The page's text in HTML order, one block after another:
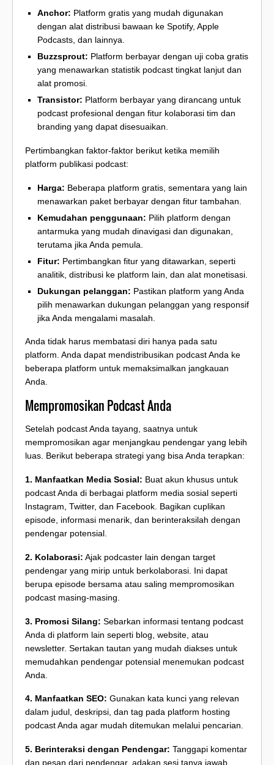
Anchor: Platform gratis yang mudah digunakan
dengan alat distribusi bawaan ke Spotify, Apple
Podcasts, dan lainnya.
Buzzsprout: Platform berbayar dengan uji coba gratis
yang menawarkan statistik podcast tingkat lanjut dan
alat promosi.
Transistor: Platform berbayar yang dirancang untuk
podcast profesional dengan fitur kolaborasi tim dan
branding yang dapat disesuaikan.
Pertimbangkan faktor-faktor berikut ketika memilih
platform publikasi podcast:
Harga: Beberapa platform gratis, sementara yang lain
menawarkan paket berbayar dengan fitur tambahan.
Kemudahan penggunaan: Pilih platform dengan
antarmuka yang mudah dinavigasi dan digunakan,
terutama jika Anda pemula.
Fitur: Pertimbangkan fitur yang ditawarkan, seperti
analitik, distribusi ke platform lain, dan alat monetisasi.
Dukungan pelanggan: Pastikan platform yang Anda
pilih menawarkan dukungan pelanggan yang responsif
jika Anda mengalami masalah.
Anda tidak harus membatasi diri hanya pada satu
platform. Anda dapat mendistribusikan podcast Anda ke
beberapa platform untuk memaksimalkan jangkauan
Anda.
Mempromosikan Podcast Anda
Setelah podcast Anda tayang, saatnya untuk
mempromosikan agar menjangkau pendengar yang lebih
luas. Berikut beberapa strategi yang bisa Anda terapkan:
1. Manfaatkan Media Sosial: Buat akun khusus untuk
podcast Anda di berbagai platform media sosial seperti
Instagram, Twitter, dan Facebook. Bagikan cuplikan
episode, informasi menarik, dan berinteraksilah dengan
pendengar potensial.
2. Kolaborasi: Ajak podcaster lain dengan target
pendengar yang mirip untuk berkolaborasi. Ini dapat
berupa episode bersama atau saling mempromosikan
podcast masing-masing.
3. Promosi Silang: Sebarkan informasi tentang podcast
Anda di platform lain seperti blog, website, atau
newsletter. Sertakan tautan yang mudah diakses untuk
memudahkan pendengar potensial menemukan podcast
Anda.
4. Manfaatkan SEO: Gunakan kata kunci yang relevan
dalam judul, deskripsi, dan tag pada platform hosting
podcast Anda agar mudah ditemukan melalui pencarian.
5. Berinteraksi dengan Pendengar: Tanggapi komentar
dan pesan dari pendengar, adakan sesi tanya jawab,